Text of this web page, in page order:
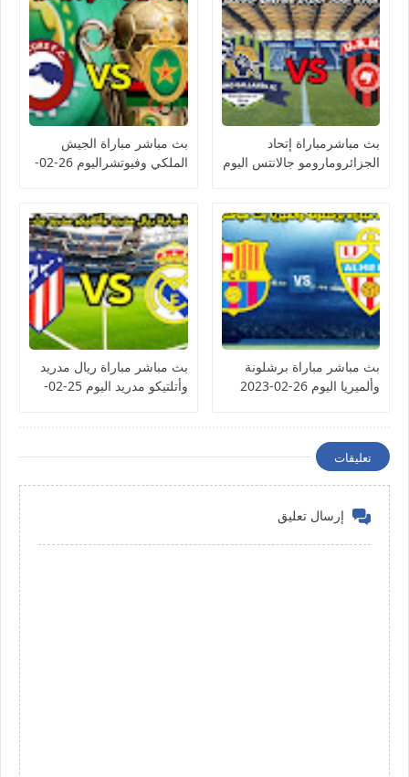
بث مباشرمباراة إتحاد
الجزائرومارومو جالانتس اليوم
بث مباشر مباراة الجيش
الملكي وفيوتشراليوم 26-02-
بث مباشر مباراة برشلونة
وألميريا اليوم 26-02-2023
بث مباشر مباراة ريال مدريد
وأتلتيكو مدريد اليوم 25-02-
تعليقات
إرسال تعليق